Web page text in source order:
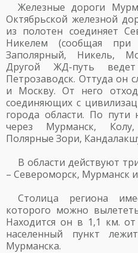
Железные дороги
Октябрьской железной
из полотен соединяет
Никелем (сообщая
Заполярный, Никель,
Другой ЖД-путь
Петрозаводск. Оттуда он
и Москву. От него
соединяющих с
города области. По
через Мурманск,
Полярные Зори,
В области действуют
– Североморск, Мурманск
Столица региона
которого можно
Находится он в 1,1 км.
населенный пункт
Мурманска.